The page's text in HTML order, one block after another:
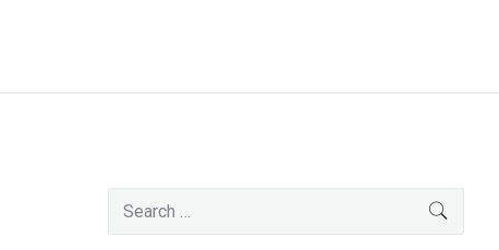
Primary
Sidebar
Search